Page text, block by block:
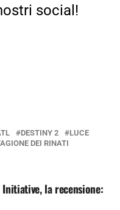
social!
DESTINY 2
LUCE
DEI RINATI
Initiative, la recensione: